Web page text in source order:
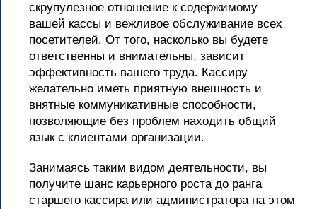
скрупулезное отношение к содержимому
вашей кассы и вежливое обслуживание всех
посетителей. От того, насколько вы будете
ответственны и внимательны, зависит
эффективность вашего труда. Кассиру
желательно иметь приятную внешность и
внятные коммуникативные способности,
позволяющие без проблем находить общий
язык с клиентами организации.
Занимаясь таким видом деятельности, вы
получите шанс карьерного роста до ранга
старшего кассира или администратора на этом